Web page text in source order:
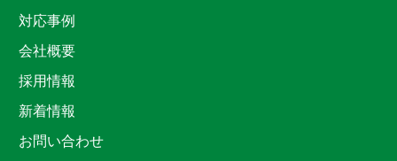
対応事例
会社概要
採用情報
新着情報
お問い合わせ